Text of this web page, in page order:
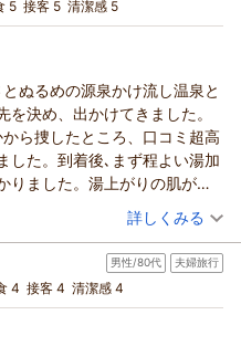
、何よりです。
（返信日：2026/01/21）
ク】 【くつろぎの基本プラン】
朝・夕
あたり/税込)
らの返信
りがとうございます。
情のある宿ではございませ
にしております。源泉かけ
一品一品手をかけた料理を
だけたこと、とても嬉し
として、また来たいなと思
ています。
くりお越しください。
5 接客 5 清潔感 5
ぬるめの源泉かけ流し温泉と
決め、出かけてきました。
ら捜したところ、口コミ超高
した。到着後､まず程よい湯加
りました。湯上がりの肌がつ
れも新鮮で、味付けは濃すぎ
感じました。和食ベースに、
たり､自家製カスピ海ヨーグル
た。幾種類かのお漬物もそれ
けの風味がしました。つや
地元愛｣を感じました。
（投稿日：2025/12/05）
ク】 【くつろぎの基本プラン】
朝・夕
あたり/税込)
詳しくみる
男性/80代 夫婦旅行
4 接客 4 清潔感 4